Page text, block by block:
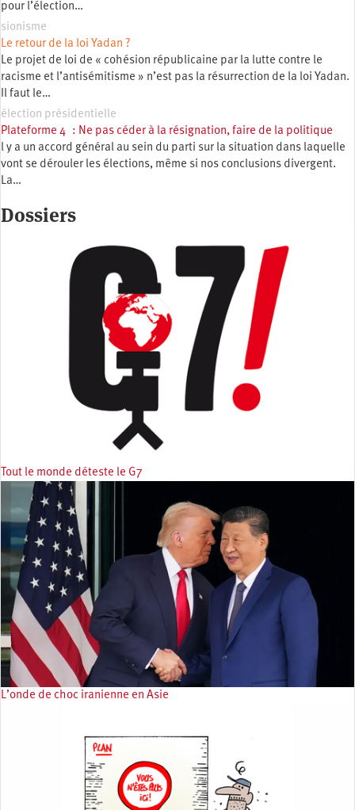
pour l’élection…
sionisme
Le retour de la loi Yadan ?
Le projet de loi de « cohésion républicaine par la lutte contre le
racisme et l’antisémitisme » n’est pas la résurrection de la loi Yadan.
Il faut le…
élection présidentielle
Plateforme 4 : Ne pas céder à la résignation, faire de la politique
l y a un accord général au sein du parti sur la situation dans laquelle
vont se dérouler les élections, même si nos conclusions divergent.
La…
Dossiers
Tout le monde déteste le G7
L’onde de choc iranienne en Asie